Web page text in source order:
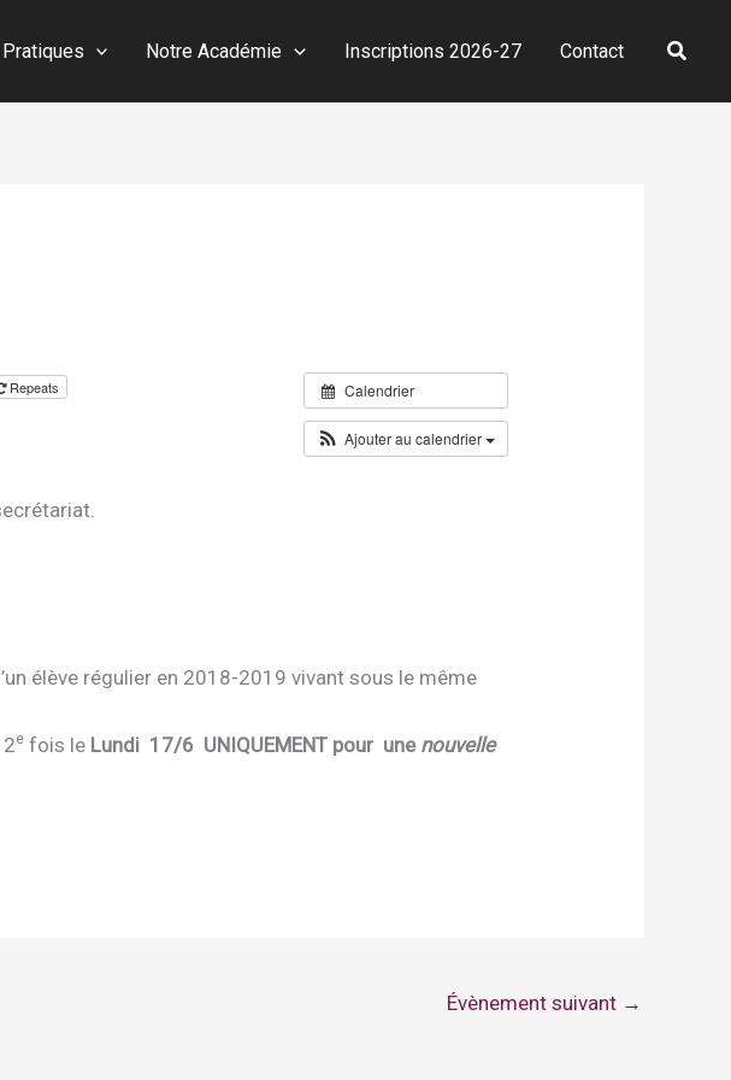
Notre Académie Inscriptions 2026-27 Contact
Calendrier
Ajouter au calendrier
Repeats
élève régulier en 2018-2019 vivant sous le même
e fois le Lundi 17/6 UNIQUEMENT pour une nouvelle
Évènement suivant →